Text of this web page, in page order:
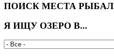
ПОИСК МЕСТА
Я ИЩУ ОЗЕРО В...